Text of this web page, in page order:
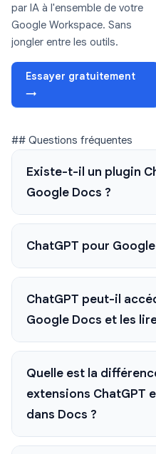
par IA à l'ensemble de votre
Google Workspace. Sans
jongler entre les outils.
Essayer gratuitement
→
## Questions fréquentes
Existe-t-il un plugin
Google Docs ?
ChatGPT pour
ChatGPT peut-il
Google Docs et les
Quelle est la
extensions ChatGPT
dans Docs ?